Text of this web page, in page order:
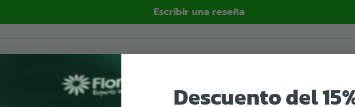
la hidratación de las
en buen estado para el
Escribir una reseña
Descuento del